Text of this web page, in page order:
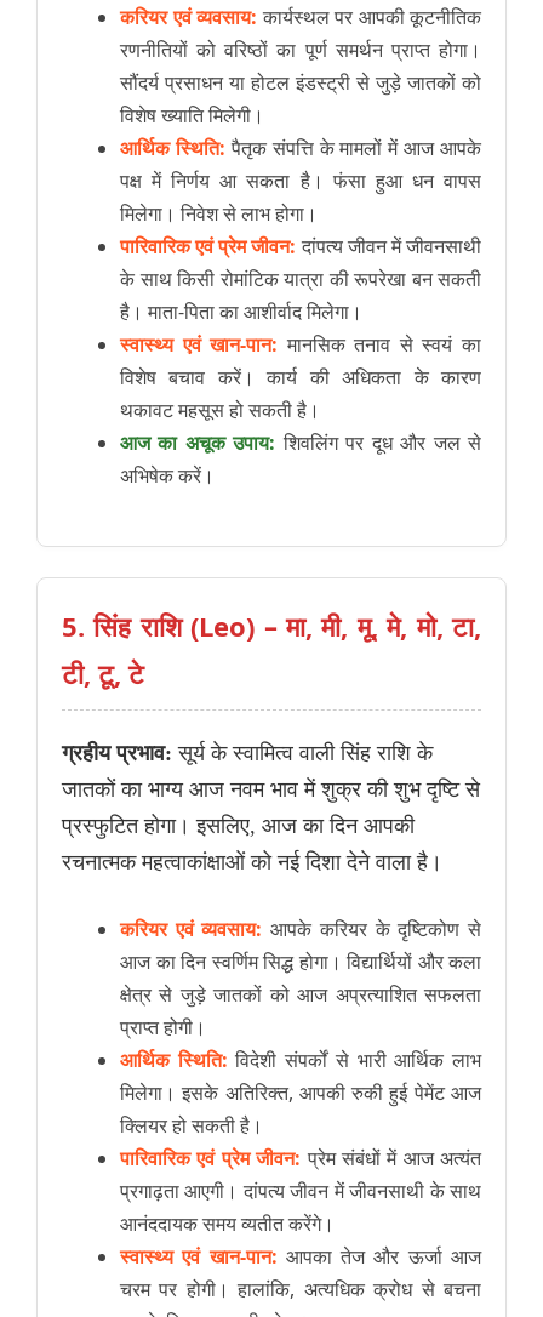
करियर एवं व्यवसाय: कार्यस्थल पर आपकी कूटनीतिक
रणनीतियों को वरिष्ठों का पूर्ण समर्थन प्राप्त होगा।
सौंदर्य प्रसाधन या होटल इंडस्ट्री से जुड़े जातकों को
विशेष ख्याति मिलेगी।
आर्थिक स्थिति: पैतृक संपत्ति के मामलों में आज आपके
पक्ष में निर्णय आ सकता है। फंसा हुआ धन वापस
मिलेगा। निवेश से लाभ होगा।
पारिवारिक एवं प्रेम जीवन: दांपत्य जीवन में जीवनसाथी
के साथ किसी रोमांटिक यात्रा की रूपरेखा बन सकती
है। माता-पिता का आशीर्वाद मिलेगा।
स्वास्थ्य एवं खान-पान: मानसिक तनाव से स्वयं का
विशेष बचाव करें। कार्य की अधिकता के कारण
थकावट महसूस हो सकती है।
आज का अचूक उपाय: शिवलिंग पर दूध और जल से
अभिषेक करें।
5. सिंह राशि (Leo) – मा, मी, मू, मे, मो, टा,
टी, टू, टे
ग्रहीय प्रभाव: सूर्य के स्वामित्व वाली सिंह राशि के
जातकों का भाग्य आज नवम भाव में शुक्र की शुभ दृष्टि से
प्रस्फुटित होगा। इसलिए, आज का दिन आपकी
रचनात्मक महत्वाकांक्षाओं को नई दिशा देने वाला है।
करियर एवं व्यवसाय: आपके करियर के दृष्टिकोण से
आज का दिन स्वर्णिम सिद्ध होगा। विद्यार्थियों और कला
क्षेत्र से जुड़े जातकों को आज अप्रत्याशित सफलता
प्राप्त होगी।
आर्थिक स्थिति: विदेशी संपर्कों से भारी आर्थिक लाभ
मिलेगा। इसके अतिरिक्त, आपकी रुकी हुई पेमेंट आज
क्लियर हो सकती है।
पारिवारिक एवं प्रेम जीवन: प्रेम संबंधों में आज अत्यंत
प्रगाढ़ता आएगी। दांपत्य जीवन में जीवनसाथी के साथ
आनंददायक समय व्यतीत करेंगे।
स्वास्थ्य एवं खान-पान: आपका तेज और ऊर्जा आज
चरम पर होगी। हालांकि, अत्यधिक क्रोध से बचना